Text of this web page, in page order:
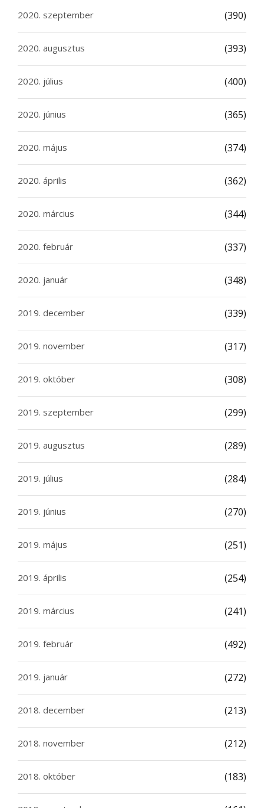
2020. szeptember (390)
2020. augusztus (393)
2020. július (400)
2020. június (365)
2020. május (374)
2020. április (362)
2020. március (344)
2020. február (337)
2020. január (348)
2019. december (339)
2019. november (317)
2019. október (308)
2019. szeptember (299)
2019. augusztus (289)
2019. július (284)
2019. június (270)
2019. május (251)
2019. április (254)
2019. március (241)
2019. február (492)
2019. január (272)
2018. december (213)
2018. november (212)
2018. október (183)